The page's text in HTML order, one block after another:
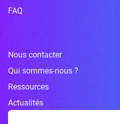
FAQ
Nous contacter
Qui sommes-nous ?
Ressources
Actualités